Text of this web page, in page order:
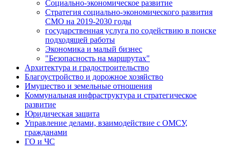
Социально-экономическое развитие
Стратегия социально-экономического развития
СМО на 2019-2030 годы
государственная услуга по содействию в поиске
подходящей работы
Экономика и малый бизнес
"Безопасность на маршрутах"
Архитектура и градостроительство
Благоустройство и дорожное хозяйство
Имущество и земельные отношения
Коммунальная инфраструктура и стратегическое
развитие
Юридическая защита
Управление делами, взаимодействие с ОМСУ,
гражданами
ГО и ЧС